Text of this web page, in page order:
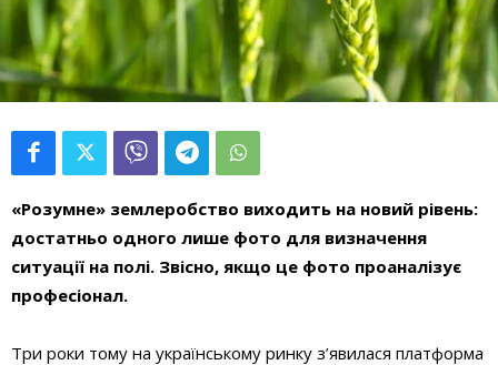
«Розумне» землеробство виходить на новий рівень:
достатньо одного лише фото для визначення
ситуації на полі. Звісно, якщо це фото проаналізує
професіонал.
Три роки тому на українському ринку з’явилася платформа